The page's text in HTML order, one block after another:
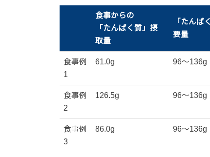
食事からの
「たんぱく質」摂
取量
「たんぱ
要量
食事例
1
61.0g 96〜136g
食事例
2
126.5g 96〜136g
食事例
3
86.0g 96〜136g